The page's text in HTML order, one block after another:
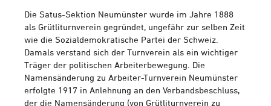
Die Satus-Sektion Neumünster wurde im Jahre 1888
als Grütliturnverein gegründet, ungefähr zur selben Zeit
wie die Sozialdemokratische Partei der Schweiz.
Damals verstand sich der Turnverein als ein wichtiger
Träger der politischen Arbeiterbewegung. Die
Namensänderung zu Arbeiter-Turnverein Neumünster
erfolgte 1917 in Anlehnung an den Verbandsbeschluss,
der die Namensänderung (von Grütliturnverein zu